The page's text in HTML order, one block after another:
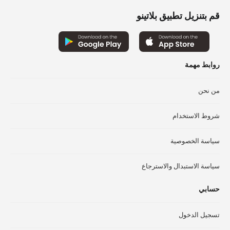
اختيار
الخيارات
قم بتنزيل تطبيق بلاتينو
روابط مهمة
من نحن
شروط الاستخدام
سياسة الخصوصية
سياسة الاستبدال والاسترجاع
حسابي
تسجيل الدخول